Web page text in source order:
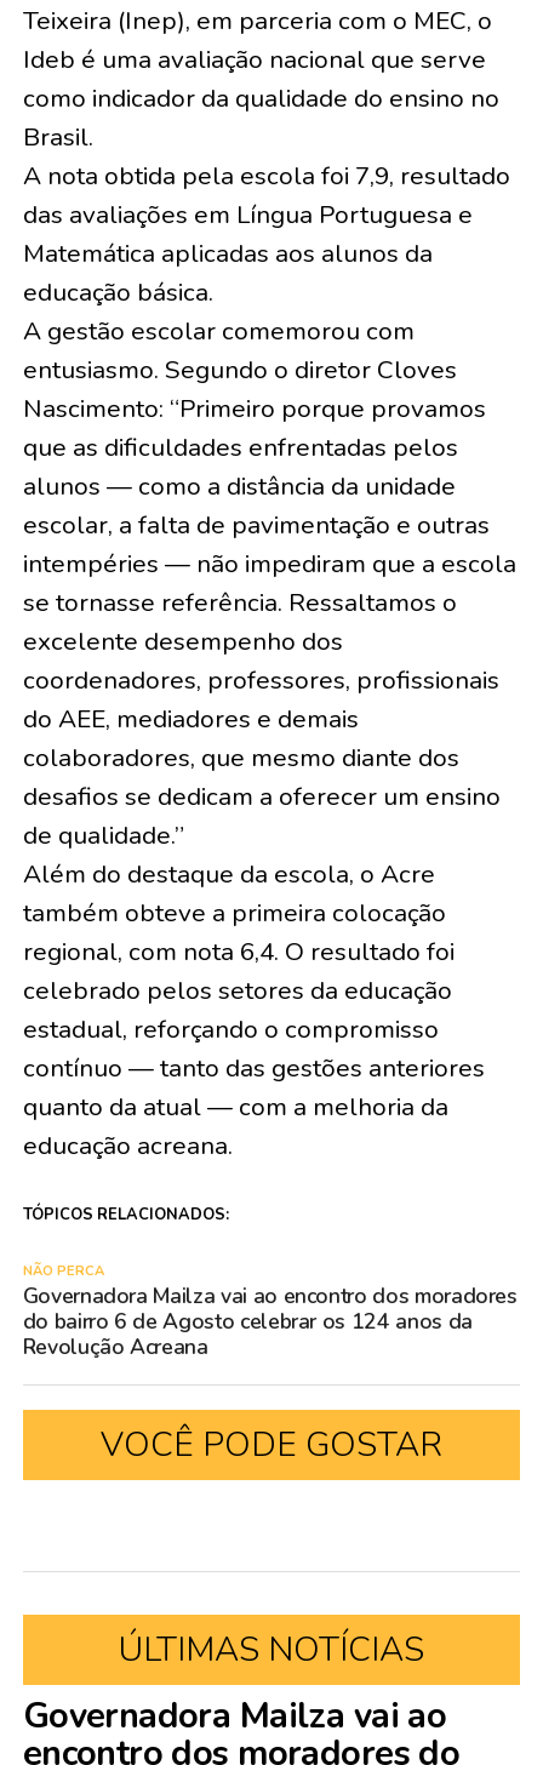
Teixeira (Inep), em parceria com o MEC, o
Ideb é uma avaliação nacional que serve
como indicador da qualidade do ensino no
Brasil.
A nota obtida pela escola foi 7,9, resultado
das avaliações em Língua Portuguesa e
Matemática aplicadas aos alunos da
educação básica.
A gestão escolar comemorou com
entusiasmo. Segundo o diretor Cloves
Nascimento: “Primeiro porque provamos
que as dificuldades enfrentadas pelos
alunos — como a distância da unidade
escolar, a falta de pavimentação e outras
intempéries — não impediram que a escola
se tornasse referência. Ressaltamos o
excelente desempenho dos
coordenadores, professores, profissionais
do AEE, mediadores e demais
colaboradores, que mesmo diante dos
desafios se dedicam a oferecer um ensino
de qualidade.”
Além do destaque da escola, o Acre
também obteve a primeira colocação
regional, com nota 6,4. O resultado foi
celebrado pelos setores da educação
estadual, reforçando o compromisso
contínuo — tanto das gestões anteriores
quanto da atual — com a melhoria da
educação acreana.
TÓPICOS RELACIONADOS:
NÃO PERCA
Governadora Mailza vai ao encontro dos moradores
do bairro 6 de Agosto celebrar os 124 anos da
Revolução Acreana
VOCÊ PODE GOSTAR
ÚLTIMAS NOTÍCIAS
Governadora Mailza vai ao
encontro dos moradores do